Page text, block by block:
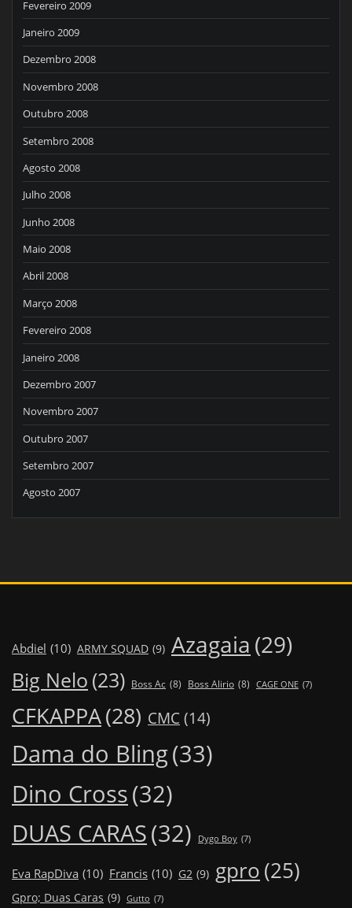
Fevereiro 2009
Janeiro 2009
Dezembro 2008
Novembro 2008
Outubro 2008
Setembro 2008
Agosto 2008
Julho 2008
Junho 2008
Maio 2008
Abril 2008
Março 2008
Fevereiro 2008
Janeiro 2008
Dezembro 2007
Novembro 2007
Outubro 2007
Setembro 2007
Agosto 2007
Abdiel (10) ARMY SQUAD (9) Azagaia (29)
Big Nelo (23) Boss Ac (8) Boss Alirio (8) CAGE ONE (7)
CFKAPPA(28) CMC (14)
Dama do Bling(33)
Dino Cross(32)
DUAS CARAS(32) Dygo Boy (7)
Eva RapDiva (10) Francis (10) G2 (9) gpro(25)
Gpro; Duas Caras (9) Gutto (7)